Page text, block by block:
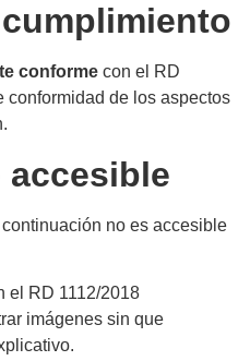
conforme con el RD
conformidad de los aspectos
no es accesible
el RD 1112/2018
imágenes sin que